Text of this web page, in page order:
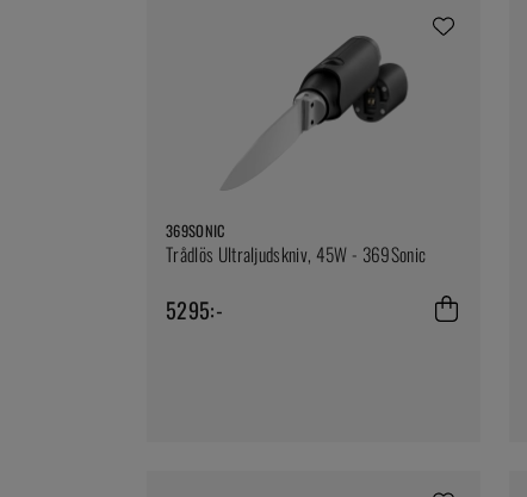
369SONIC
Trådlös Ultraljudskniv, 45W - 369Sonic
5295:-